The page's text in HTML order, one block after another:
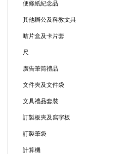
便條紙紀念品
其他辦公及科教文具
咭片盒及卡片套
尺
廣告筆筒禮品
文件夾及文件袋
文具禮品套裝
訂製板夾及寫字板
訂製筆袋
計算機